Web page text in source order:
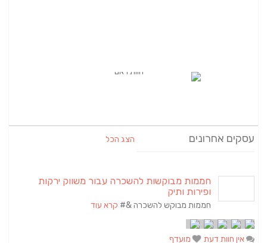
עסקים אחרונים הצג הכל
חממות מבוקשות להשכרה עבור משווק ירקות
ופירות ותיק
חממות מבוקש להשכרה &# קרא עוד
אין חוות דעת מועדף